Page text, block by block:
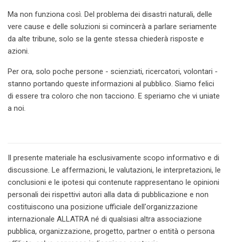
Ma non funziona così. Del problema dei disastri naturali, delle
vere cause e delle soluzioni si comincerà a parlare seriamente
da alte tribune, solo se la gente stessa chiederà risposte e
azioni.
Per ora, solo poche persone - scienziati, ricercatori, volontari -
stanno portando queste informazioni al pubblico. Siamo felici
di essere tra coloro che non tacciono. E speriamo che vi uniate
a noi.
Il presente materiale ha esclusivamente scopo informativo e di
discussione. Le affermazioni, le valutazioni, le interpretazioni, le
conclusioni e le ipotesi qui contenute rappresentano le opinioni
personali dei rispettivi autori alla data di pubblicazione e non
costituiscono una posizione ufficiale dell'organizzazione
internazionale ALLATRA né di qualsiasi altra associazione
pubblica, organizzazione, progetto, partner o entità o persona